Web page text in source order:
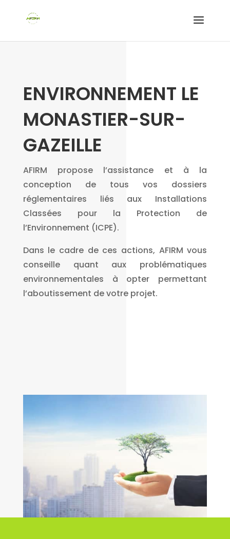
ENVIRONNEMENT LE
MONASTIER-SUR-
GAZEILLE
AFIRM propose l’assistance et à la
conception de tous vos dossiers
réglementaires liés aux Installations
Classées pour la Protection de
l’Environnement (ICPE).
Dans le cadre de ces actions, AFIRM vous
conseille quant aux problématiques
environnementales à opter permettant
l’aboutissement de votre projet.